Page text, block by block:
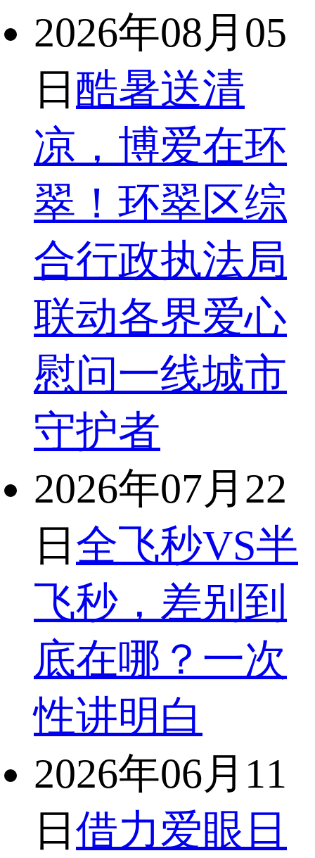
2026年08月05
日 酷暑送清
凉，博爱在环
翠！环翠区综
合行政执法局
联动各界爱心
慰问一线城市
守护者
2026年07月22
日 全飞秒VS半
飞秒，差别到
底在哪？一次
性讲明白
2026年06月11
日 借力爱眼日